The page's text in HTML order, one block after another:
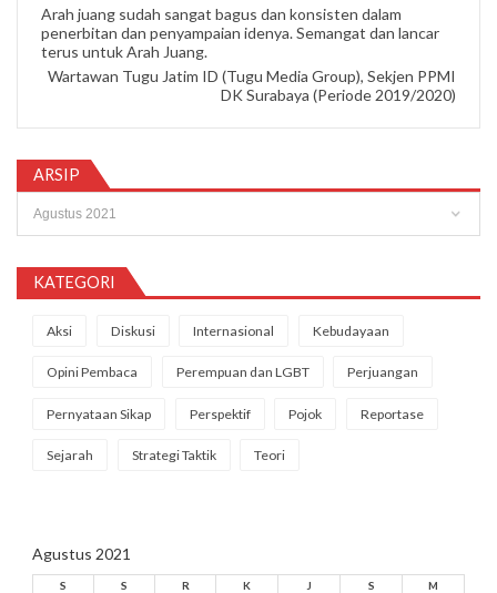
Arah juang sudah sangat bagus dan konsisten dalam
penerbitan dan penyampaian idenya. Semangat dan lancar
terus untuk Arah Juang.
Wartawan Tugu Jatim ID (Tugu Media Group), Sekjen PPMI
DK Surabaya (Periode 2019/2020)
ARSIP
KATEGORI
Aksi Diskusi Internasional Kebudayaan
Opini Pembaca Perempuan dan LGBT Perjuangan
Pernyataan Sikap Perspektif Pojok Reportase
Sejarah Strategi Taktik Teori
Agustus 2021
S S R K J S
M